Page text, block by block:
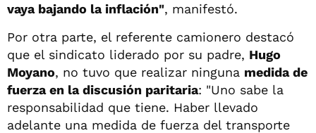
vaya bajando la inflación", manifestó.
Por otra parte, el referente camionero destacó
que el sindicato liderado por su padre, Hugo
Moyano, no tuvo que realizar ninguna medida de
fuerza en la discusión paritaria: "Uno sabe la
responsabilidad que tiene. Haber llevado
adelante una medida de fuerza del transporte